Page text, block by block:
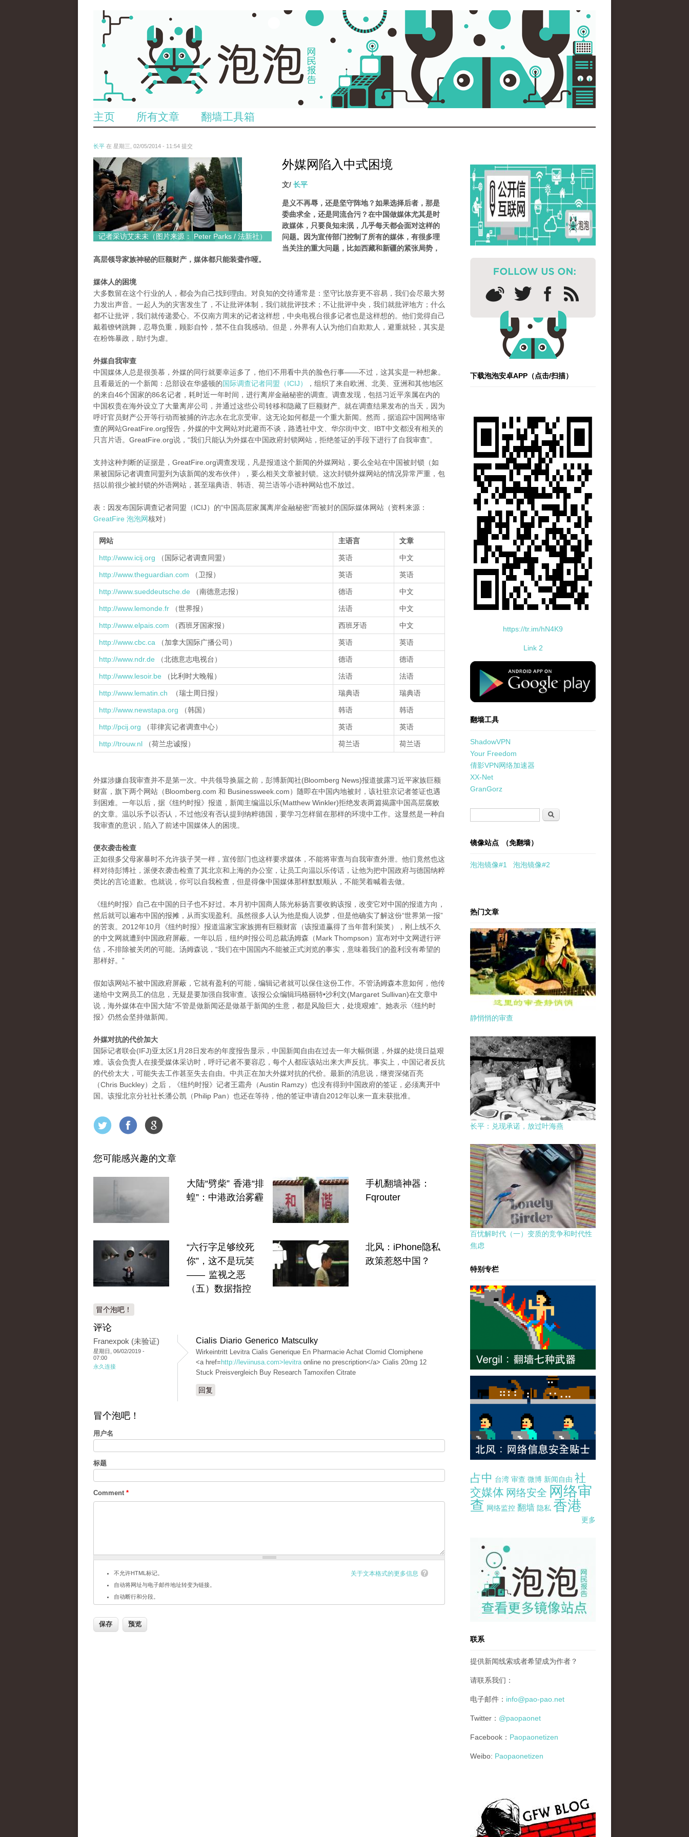
主页 所有文章 翻墙工具箱
长平 在 星期三, 02/05/2014 - 11:54 提交
anp-17130727.jpg
记者采访艾未未（图片来源： Peter Parks / 法新社）
外媒网陷入中式困境
文/ 长平
是义不再辱，还是坚守阵地？如果选择后者，那是
委曲求全，还是同流合污？在中国做媒体尤其是时
政媒体，只要良知未泯，几乎每天都会面对这样的
问题。因为宣传部门控制了所有的媒体，有很多理
当关注的重大问题，比如西藏和新疆的紧张局势，
高层领导家族神秘的巨额财产，媒体都只能装聋作哑。
媒体人的困境
大多数留在这个行业的人，都会为自己找到理由。对良知的交待通常是：坚守比放弃更不容易，我们会尽最大努
力发出声音。一起人为的灾害发生了，不让批评体制，我们就批评技术；不让批评中央，我们就批评地方；什么
都不让批评，我们就传递爱心。不仅南方周末的记者这样想，中央电视台很多记者也是这样想的。他们觉得自己
戴着镣铐跳舞，忍辱负重，顾影自怜，禁不住自我感动。但是，外界有人认为他们自欺欺人，避重就轻，其实是
在粉饰暴政，助纣为虐。
外媒自我审查
中国媒体人总是很羡慕，外媒的同行就要幸运多了，他们不用看中共的脸色行事——不过，这其实是一种想象。
且看最近的一个新闻：总部设在华盛顿的国际调查记者同盟（ICIJ）
，组织了来自欧洲、北美、亚洲和其他地区
的来自46个国家的86名记者，耗时近一年时间，进行离岸金融秘密的调查。调查发现，包括习近平亲属在内的
中国权贵在海外设立了大量离岸公司，并通过这些公司转移和隐藏了巨额财产。就在调查结果发布的当天，因为
呼吁官员财产公开等行动而被捕的许志永在北京受审。这无论如何都是一个重大新闻。然而，据追踪中国网络审
查的网站GreatFire.org报告，外媒的中文网站对此避而不谈，路透社中文、华尔街中文、IBT中文都没有相关的
只言片语。GreatFire.org说，“我们只能认为外媒在中国政府封锁网站，拒绝签证的手段下进行了自我审查”。
支持这种判断的证据是，GreatFire.org调查发现，凡是报道这个新闻的外媒网站，要么全站在中国被封锁（如
果被国际记者调查同盟列为该新闻的发布伙伴），要么相关文章被封锁。这次封锁外媒网站的情况异常严重，包
括以前很少被封锁的外语网站，甚至瑞典语、韩语、荷兰语等小语种网站也不放过。
表：因发布国际调查记者同盟（ICIJ）的“中国高层家属离岸金融秘密”而被封的国际媒体网站（资料来源：
GreatFire 泡泡网核对）
网站 主语言 文章
http://www.icij.org （国际记者调查同盟） 英语 中文
http://www.theguardian.com （卫报） 英语 英语
http://www.sueddeutsche.de （南德意志报） 德语 中文
http://www.lemonde.fr （世界报） 法语 中文
http://www.elpais.com （西班牙国家报） 西班牙语 中文
http://www.cbc.ca （加拿大国际广播公司） 英语 英语
http://www.ndr.de （北德意志电视台） 德语 德语
http://www.lesoir.be （ 比利时大晚報） 法语 法语
http://www.lematin.ch （瑞士周日报） 瑞典语 瑞典语
http://www.newstapa.org （韩国） 韩语 韩语
http://pcij.org （菲律宾记者调查中心） 英语 英语
http://trouw.nl （荷兰忠诚报） 荷兰语 荷兰语
外媒涉嫌自我审查并不是第一次。中共领导换届之前，彭博新闻社(Bloomberg News)报道披露习近平家族巨额
财富，旗下两个网站（Bloomberg.com 和 Businessweek.com）随即在中国内地被封，该社驻京记者签证也遇
到困难。一年以后，据《纽约时报》报道，新闻主编温以乐(Matthew Winkler)拒绝发表两篇揭露中国高层腐败
的文章。温以乐予以否认，不过他没有否认提到纳粹德国，要学习怎样留在那样的环境中工作。这显然是一种自
我审查的意识，陷入了前述中国媒体人的困境。
便衣袭击检查
正如很多父母家暴时不允许孩子哭一样，宣传部门也这样要求媒体，不能将审查与自我审查外泄。他们竟然也这
样对待彭博社，派便衣袭击检查了其北京和上海的办公室，让员工向温以乐传话，让他为把中国政府与德国纳粹
类比的言论道歉。也就说，你可以自我检查，但是得像中国媒体那样默默顺从，不能哭着喊着去做。
《纽约时报》自己在中国的日子也不好过。本月初中国商人陈光标扬言要收购该报，改变它对中国的报道方向，
然后就可以遍布中国的报摊，从而实现盈利。虽然很多人认为他是痴人说梦，但是他确实了解这份“世界第一报”
的苦衷。2012年10月《纽约时报》报道温家宝家族拥有巨额财富（该报道赢得了当年普利策奖），刚上线不久
的中文网就遭到中国政府屏蔽。一年以后，纽约时报公司总裁汤姆森（Mark Thompson）宣布对中文网进行评
估，不排除被关闭的可能。汤姆森说，“我们在中国国内不能被正式浏览的事实，意味着我们的盈利没有希望的
那样好。”
假如该网站不被中国政府屏蔽，它就有盈利的可能，编辑记者就可以保住这份工作。不管汤姆森本意如何，他传
递给中文网员工的信息，无疑是要加强自我审查。该报公众编辑玛格丽特•沙利文(Margaret Sullivan)在文章中
说，海外媒体在中国大陆“不管是做新闻还是做基于新闻的生意，都是风险巨大，处境艰难”。她表示《纽约时
报》仍然会坚持做新闻。
外媒对抗的代价加大
国际记者联会(IFJ)亚太区1月28日发布的年度报告显示，中国新闻自由在过去一年大幅倒退，外媒的处境日益艰
难。该会负责人在接受媒体采访时，呼吁记者不要容忍，每个人都应该站出来大声反抗。事实上，中国记者反抗
的代价太大，可能失去工作甚至失去自由。中共正在加大外媒对抗的代价。最新的消息说，继资深储百亮
（Chris Buckley）之后，《纽约时报》记者王霜舟（Austin Ramzy）也没有得到中国政府的签证，必须离开中
国。该报北京分社社长潘公凯（Philip Pan）也还在等待，他的签证申请自2012年以来一直未获批准。
您可能感兴趣的文章
大陆“劈柴” 香港“排
蝗”：中港政治雾霾
手机翻墙神器：
Fqrouter
“六行字足够绞死
你”，这不是玩笑
—— 监视之恶
（五）数据指控
北风：iPhone隐私
政策惹怒中国？
冒个泡吧！
评论
Franexpok (未验证)
星期日, 06/02/2019 -
07:00
永久连接
Cialis Diario Generico Matsculky
Wirkeintritt Levitra Cialis Generique En Pharmacie Achat Clomid Clomiphene
<a href= http://leviinusa.com>levitraonline no prescription</a> Cialis 20mg 12
Stuck Preisvergleich Buy Research Tamoxifen Citrate
回复
冒个泡吧！
用户名
标题
Comment *
关于文本格式的更多信息
不允许HTML标记。
自动将网址与电子邮件地址转变为链接。
自动断行和分段。
下载泡泡安卓APP（点击/扫描）
https://tr.im/hN4K9
Link 2
standard-icon-googleplay-app-store.png
翻墙工具
ShadowVPN
Your Freedom
倩影VPN网络加速器
XX-Net
GranGorz
搜索
镜像站点 （免翻墙）
泡泡镜像#1 泡泡镜像#2
热门文章
静悄悄的审查
长平：兑现承诺，放过叶海燕
百忧解时代（一）变质的竞争和时代性
焦虑
特别专栏
占中 台湾 审查 微博 新闻自由 社
交媒体 网络安全 网络审
查 网络监控 翻墙 隐私 香港
更多
pao-pao-banner-mirror-site-120814.jpg
联系
提供新闻线索或者希望成为作者？
请联系我们：
电子邮件： info@pao-pao.net
Twitter： @paopaonet
Facebook： Paopaonetizen
Weibo: Paopaonetizen
gfw_blog_small.jpg